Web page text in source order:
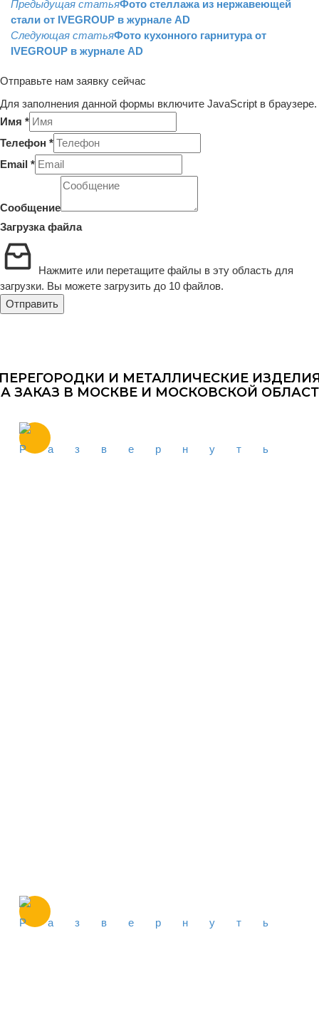
Предыдущая статьяФото стеллажа из нержавеющей
стали от IVEGROUP в журнале AD
Следующая статьяФото кухонного гарнитура от
IVEGROUP в журнале AD
Отправьте нам заявку сейчас
Для заполнения данной формы включите JavaScript в браузере.
Layout
Загрузка
Email
Имя *
Телефон *
Email *
Сообщение
Загрузка файла
Нажмите или перетащите файлы в эту область для
загрузки. Вы можете загрузить до 10 файлов.
Отправить
И МЕТАЛЛИЧЕСКИЕ
ЗАКАЗ В МОСКВЕ И МОСКОВСКОЙ